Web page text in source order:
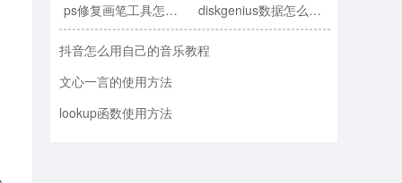
ps修复画笔工具怎么用?ps修复画笔工具使用教程 diskgenius数据怎么恢复?diskgenius数据恢复教程
抖音怎么用自己的音乐教程
文心一言的使用方法
lookup函数使用方法